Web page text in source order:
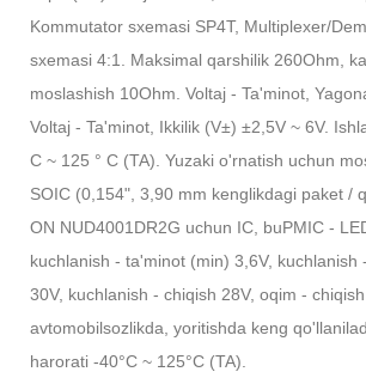
Kommutator sxemasi SP4T, Multiplexer/
sxemasi 4:1. Maksimal qarshilik 260Ohm,
moslashish 10Ohm. Voltaj - Ta'minot,
Voltaj - Ta'minot, Ikkilik (V±) ±2,5V ~ 6V.
C ~ 125 ° C (TA). Yuzaki o'rnatish uchun
SOIC (0,154", 3,90 mm kenglikdagi paket /
ON NUD4001DR2G uchun IC, buPMIC -
kuchlanish - ta'minot (min) 3,6V, kuchlanish
30V, kuchlanish - chiqish 28V, oqim -
avtomobilsozlikda, yoritishda keng
harorati -40°C ~ 125°C (TA).